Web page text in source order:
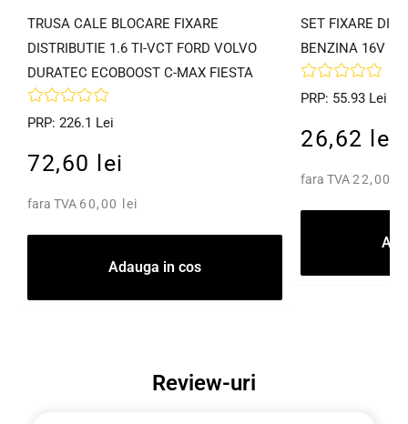
TRUSA CALE BLOCARE FIXARE
DISTRIBUTIE 1.6 TI-VCT FORD VOLVO
DURATEC ECOBOOST C-MAX FIESTA
PRP: 226.1 Lei
72,60 lei
fara TVA 60,00 lei
Adauga in cos
SET FIXARE
BENZINA 16V
PRP: 55.93 Lei
26,62 lei
fara TVA22,00
Review-uri